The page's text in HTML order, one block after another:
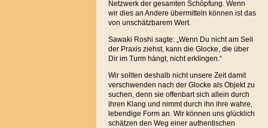
Netzwerk der gesamten Schöpfung. Wenn
wir dies an Andere übermitteln können ist das
von unschätzbarem Wert.
Sawaki Roshi sagte: „Wenn Du nicht am Seil
der Praxis ziehst, kann die Glocke, die über
Dir im Turm hängt, nicht erklingen.“
Wir sollten deshalb nicht unsere Zeit damit
verschwenden nach der Glocke als Objekt zu
suchen, denn sie offenbart sich allein durch
ihren Klang und nimmt durch ihn ihre wahre,
lebendige Form an. Wir können uns glücklich
schätzen den Weg einer authentischen